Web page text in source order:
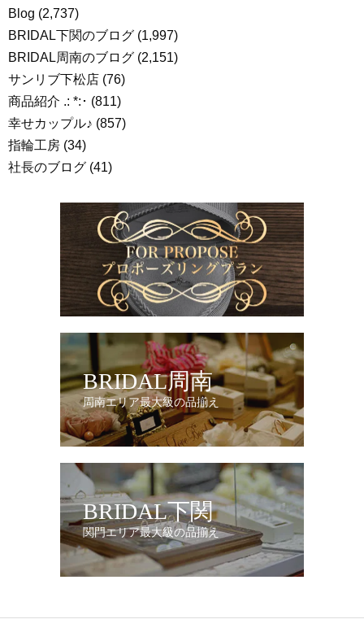
Blog (2,737)
BRIDAL下関のブログ (1,997)
BRIDAL周南のブログ (2,151)
サンリブ下松店 (76)
商品紹介 .: *:･ (811)
幸せカップル♪ (857)
指輪工房 (34)
社長のブログ (41)
BRIDAL周南
周南エリア最大級の品揃え
BRIDAL下関
関門エリア最大級の品揃え